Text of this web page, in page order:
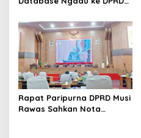
Usulan PPPK Paruh Waktu
Rapat Paripurna DPRD Musi
Rawas Sahkan Nota